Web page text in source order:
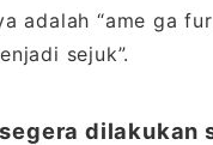
adalah “ame ga
sejuk”.
dilakukan